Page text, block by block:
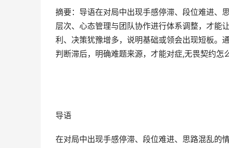
摘要：导语在对局中出现手感停滞、段位难进、
层次、心态管理与团队协作进行体系调整，才能
利、决策犹豫增多，说明基础或领会出现短板。
判断滞后，明确难题来源，才能对症,无畏契约怎
导语
在对局中出现手感停滞、段位难进、思路混乱的